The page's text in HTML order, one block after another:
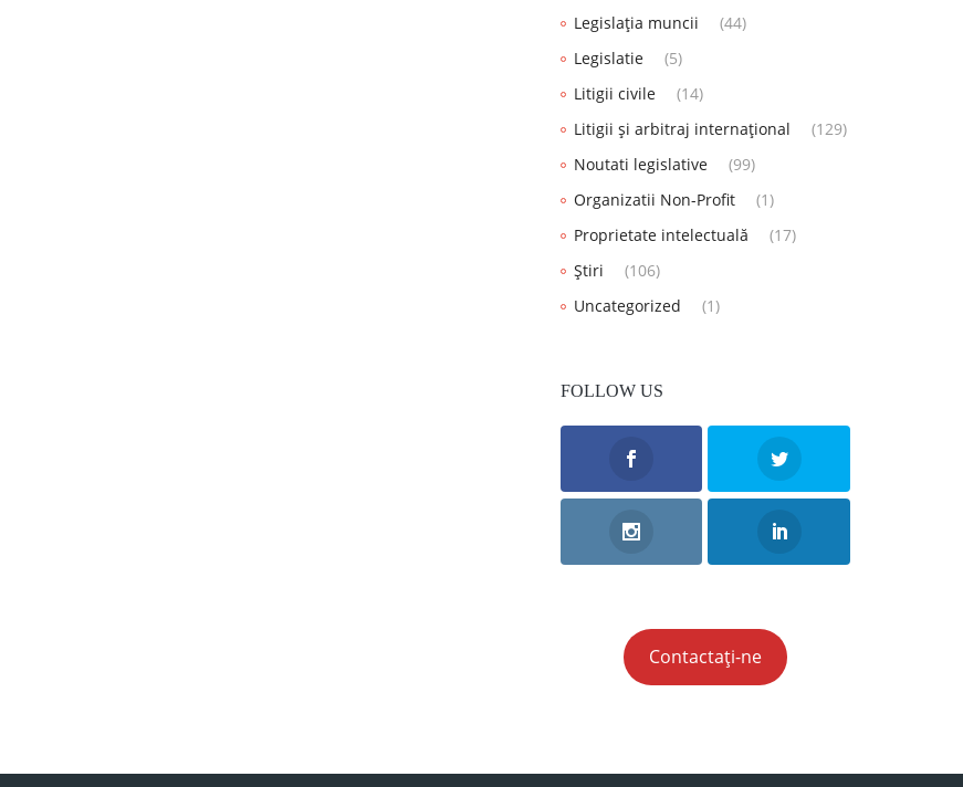
Legislația muncii
(44)
Legislatie
(5)
Litigii civile
(14)
Litigii și arbitraj internațional
(129)
Noutati legislative
(99)
Organizatii Non-Profit
(1)
Proprietate intelectuală
(17)
Știri
(106)
Uncategorized
(1)
FOLLOW US
Contactați-ne